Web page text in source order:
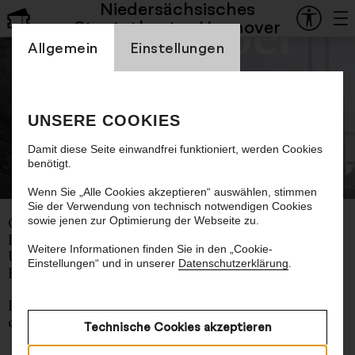
Einstellung Cookienbanner
Allgemein
Einstellungen
UNSERE COOKIES
Damit diese Seite einwandfrei funktioniert, werden Cookies
benötigt.
Wenn Sie „Alle Cookies akzeptieren“ auswählen, stimmen
Sie der Verwendung von technisch notwendigen Cookies
sowie jenen zur Optimierung der Webseite zu.
Weitere Informationen finden Sie in den „Cookie-
Einstellungen“ und in unserer Datenschutzerklärung
Technische Cookies akzeptieren
Niedersächsisches
Staatstheater Hannover
Staatsoper
Oper von Andrea Tarrodi
Libretto von Helena Röhr
Uraufführung. Ein Auftragswerk der Staatsoper
Hannover
Englisch mit deutschen Übertiteln
ca. 1 Stunde 50 Minuten, eine Pause